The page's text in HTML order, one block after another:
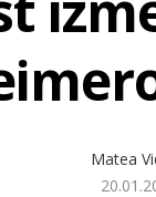
Matea